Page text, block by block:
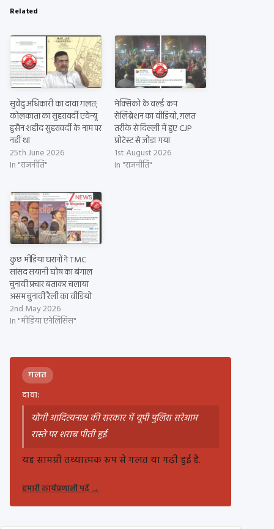
Related
सुवेंदु अधिकारी का दावा ग़लत;
कोलकाता का सुहरावर्दी एवेन्यू
हुसैन शहीद सुहरावर्दी के नाम पर
नहीं था
25th June 2026
In "राजनीति"
मेक्सिको के वर्ल्ड कप
सेलिब्रेशन का वीडियो, ग़लत
तरीके से दिल्ली में हुए CJP
प्रोटेस्ट से जोड़ा गया
1st August 2026
In "राजनीति"
कुछ मीडिया घरानों ने TMC
सांसद सयानी घोष का बंगाल
चुनावी प्रचार बताकर चलाया
असम चुनावी रैली का वीडियो
2nd May 2026
In "मीडिया एनेलिसिस"
ग़लत
दावा:
योगी आदित्यनाथ की सरकार में यूपी पुलिस सरेआम
रास्ते पर शराब पीती हुई
यह सामग्री तथ्यात्मक रूप से गलत या गढ़ी हुई है.
हमारी कार्यप्रणाली पढ़ें→